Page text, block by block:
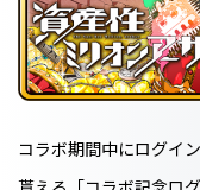
コラボ期間中にログイ